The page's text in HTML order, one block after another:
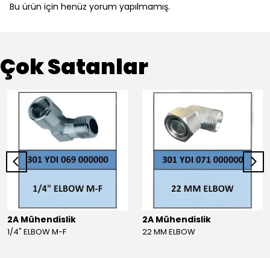
Bu ürün için henüz yorum yapılmamış.
Çok Satanlar
2A Mühendislik
1/4" ELBOW M-F
2A Mühendislik
22 MM ELBOW